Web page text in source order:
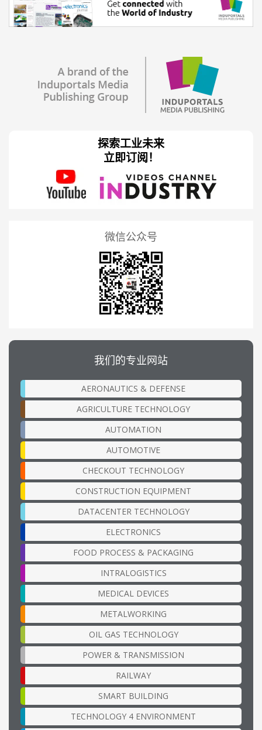
探索工业未来
立即订阅！
微信公众号
我们的专业网站
AERONAUTICS & DEFENSE
AGRICULTURE TECHNOLOGY
AUTOMATION
AUTOMOTIVE
CHECKOUT TECHNOLOGY
CONSTRUCTION EQUIPMENT
DATACENTER TECHNOLOGY
ELECTRONICS
FOOD PROCESS & PACKAGING
INTRALOGISTICS
MEDICAL DEVICES
METALWORKING
OIL GAS TECHNOLOGY
POWER & TRANSMISSION
RAILWAY
SMART BUILDING
TECHNOLOGY 4 ENVIRONMENT